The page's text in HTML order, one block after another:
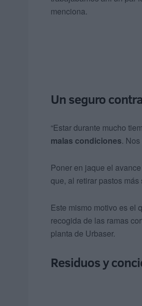
menciona.
Un seguro
“Estar durante mucho
malas condiciones.
Poner en jaque el
que, al retirar pastos
Este mismo motivo es el
recogida de las ramas
planta de Urbaser.
Residuos y